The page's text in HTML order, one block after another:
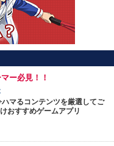
ー必見！！
ハマるコンテンツを厳選してご
おすすめゲームアプリ